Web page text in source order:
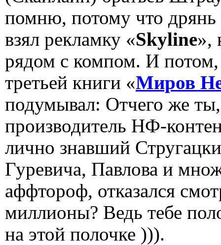
помню, потому что дрянь
взял рекламку «Skyline»,
рядом с компом. И
третьей книги «Миров
подумывал: Отчего же
производитель НФ-
лично знавший
Гуревича, Павлова и
аффтороф, отказался
миллионы? Ведь тебе
на этой полочке ))).